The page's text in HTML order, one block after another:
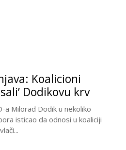
Koalicioni
Dodikovu krv
a Milorad Dodik u nekoliko
isticao da odnosi u koaliciji